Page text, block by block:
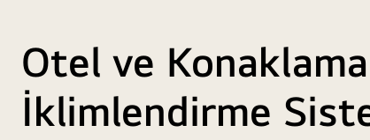
kayıt
yaptıran
görüntüsü.
Otel ve
İklimlendirme